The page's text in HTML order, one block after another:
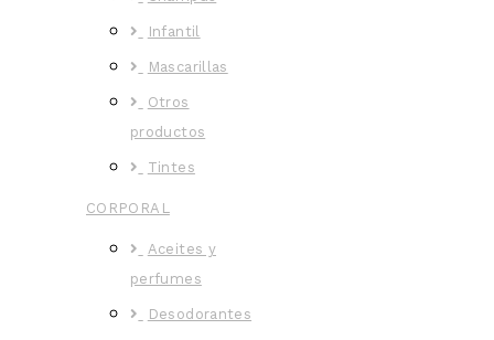
Infantil
Mascarillas
Otros
productos
Tintes
CORPORAL
Aceites y
perfumes
Desodorantes